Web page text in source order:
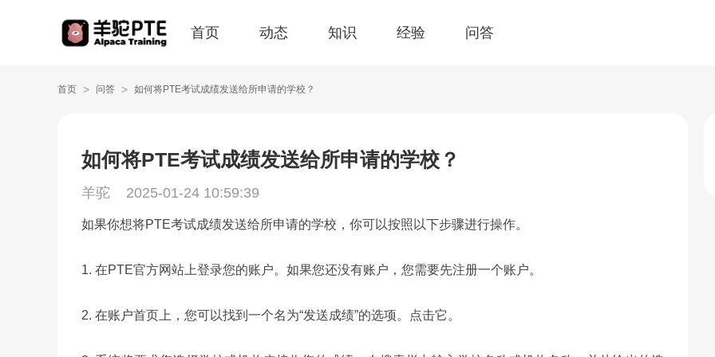
首页 动态 知识 经验 问答
首页 > 问答 > 如何将PTE考试成绩发送给所申请的学校？
如何将PTE考试成绩发送给所申请的学校？
羊驼 2025-01-24 10:59:39
如果你想将PTE考试成绩发送给所申请的学校，你可以按照以下步骤进行操作。
1. 在PTE官方网站上登录您的账户。如果您还没有账户，您需要先注册一个账户。
2. 在账户首页上，您可以找到一个名为“发送成绩”的选项。点击它。